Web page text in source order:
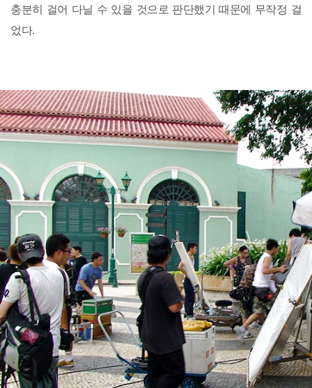
충분히 걸어 다닐 수 있을 것으로 판단했기 때문에 무작정 걸
었다.